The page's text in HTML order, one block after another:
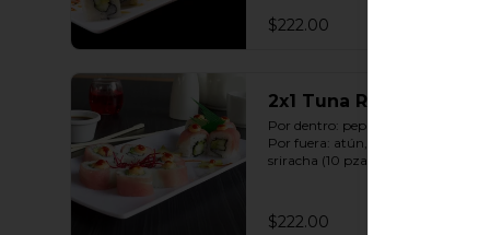
$222.00
2x1 Tuna Roll
Por dentro: pepino y aguacate.
Por fuera: atún, salsa spicy con
sriracha (10 pzas. por rollo).
$222.00